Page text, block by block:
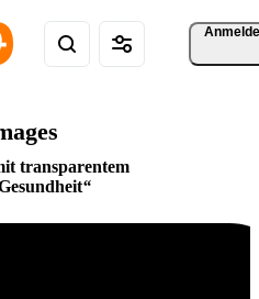
transparentem